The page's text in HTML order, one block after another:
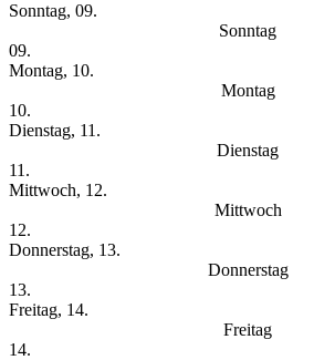
Sonntag, 09.
Sonntag
09.
Montag, 10.
Montag
10.
Dienstag, 11.
Dienstag
11.
Mittwoch, 12.
Mittwoch
12.
Donnerstag, 13.
Donnerstag
13.
Freitag, 14.
Freitag
14.